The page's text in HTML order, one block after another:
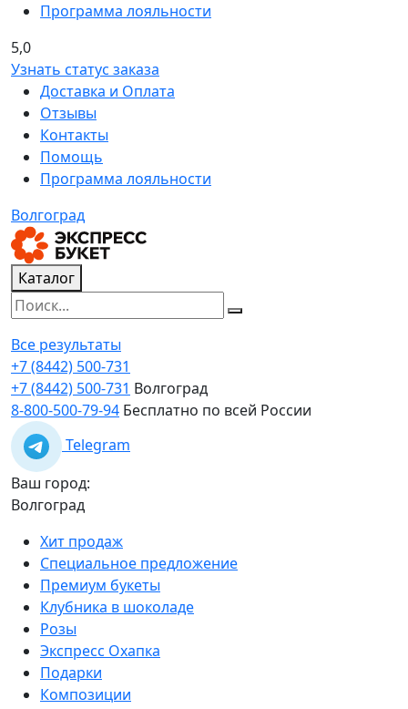
Программа лояльности
5,0
Узнать статус заказа
Доставка и Оплата
Отзывы
Контакты
Помощь
Программа лояльности
Волгоград
Каталог
Все результаты
+7 (8442) 500-731
+7 (8442) 500-731 Волгоград
8-800-500-79-94 Бесплатно по всей России
Telegram
Ваш город:
Волгоград
Хит продаж
Специальное предложение
Премиум букеты
Клубника в шоколаде
Розы
Экспресс Охапка
Подарки
Композиции